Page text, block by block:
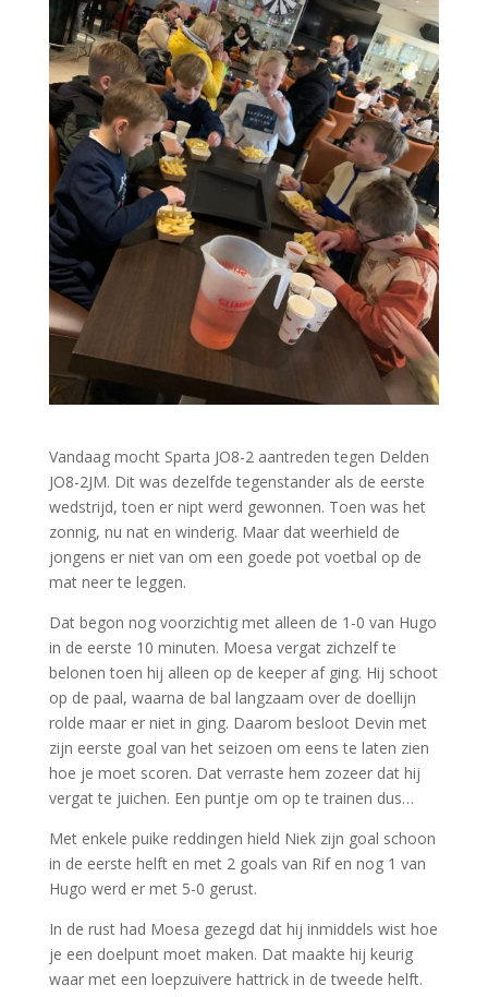
Vandaag mocht Sparta JO8-2 aantreden tegen Delden
JO8-2JM. Dit was dezelfde tegenstander als de eerste
wedstrijd, toen er nipt werd gewonnen. Toen was het
zonnig, nu nat en winderig. Maar dat weerhield de
jongens er niet van om een goede pot voetbal op de
mat neer te leggen.
Dat begon nog voorzichtig met alleen de 1-0 van Hugo
in de eerste 10 minuten. Moesa vergat zichzelf te
belonen toen hij alleen op de keeper af ging. Hij schoot
op de paal, waarna de bal langzaam over de doellijn
rolde maar er niet in ging. Daarom besloot Devin met
zijn eerste goal van het seizoen om eens te laten zien
hoe je moet scoren. Dat verraste hem zozeer dat hij
vergat te juichen. Een puntje om op te trainen dus…
Met enkele puike reddingen hield Niek zijn goal schoon
in de eerste helft en met 2 goals van Rif en nog 1 van
Hugo werd er met 5-0 gerust.
In de rust had Moesa gezegd dat hij inmiddels wist hoe
je een doelpunt moet maken. Dat maakte hij keurig
waar met een loepzuivere hattrick in de tweede helft.